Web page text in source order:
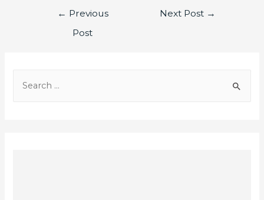
← Previous
Post
Next Post →